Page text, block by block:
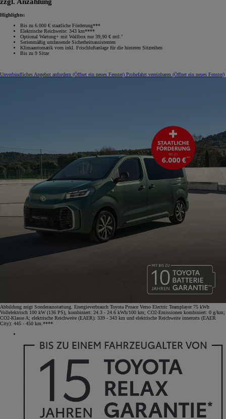
Highlights:
Bis zu 6.000 € staatliche Förderung***
Elektrische Reichweite: 343 km****
Optional Wartung+ mit Wallbox nur 39,90 € mtl.⁷
Serienmäßig umfassende Sicherheitsassistenten
Klimaautomatik vorn inkl. Frischluftanlage für die hinteren Sitzreihen
Bis zu 9 Sitze
Unverbindliches Angebot anfordern (Öffnet ein neues Fenster) Probefahrt vereinbaren (Öffnet ein neues Fenster)
Abbildung zeigt Sonderausstattung. Energieverbrauch Toyota Proace Verso Electric Teamplayer 75 kWh
Vollelektrisch 100 kW (136 PS), kombiniert: 24.3 - 24.6 kWh/100 km; CO2-Emissionen kombiniert: 0 g/km;
CO2-Klasse A; elektrische Reichweite (EAER): 339 - 343 km und elektrische Reichweite innerorts (EAER
City): 445 - 450 km.****